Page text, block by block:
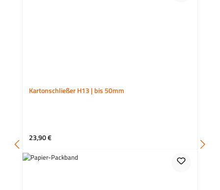
Kartonschließer H13 | bis 50mm
Regulärer Preis:
23,90 €